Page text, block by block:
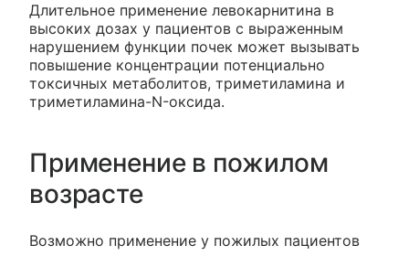
Длительное применение левокарнитина в
высоких дозах у пациентов с выраженным
нарушением функции почек может вызывать
повышение концентрации потенциально
токсичных метаболитов, триметиламина и
триметиламина-N-оксида.
Применение в пожилом
возрасте
Возможно применение у пожилых пациентов